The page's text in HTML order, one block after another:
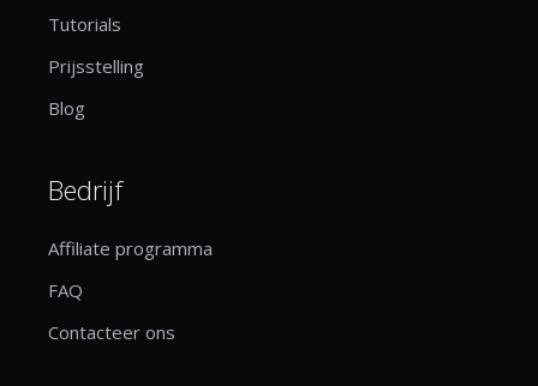
Tutorials
Prijsstelling
Blog
Bedrijf
Affiliate programma
FAQ
Contacteer ons